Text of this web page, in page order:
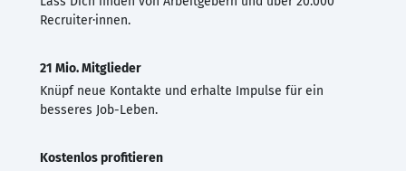
Recruiter·innen.
21 Mio. Mitglieder
Knüpf neue Kontakte und erhalte Impulse für ein
besseres Job-Leben.
Kostenlos profitieren